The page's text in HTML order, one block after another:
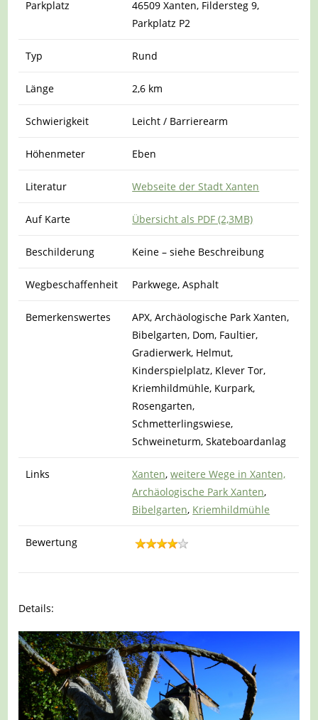
Parkplatz
46509 Xanten, Fildersteg 9,
Parkplatz P2
Typ Rund
Länge 2,6 km
Schwierigkeit Leicht / Barrierearm
Höhenmeter Eben
Literatur Webseite der Stadt Xanten
Auf Karte Übersicht als PDF (2,3MB)
Beschilderung Keine – siehe Beschreibung
Wegbeschaffenheit Parkwege, Asphalt
Bemerkenswertes
APX, Archäologische Park Xanten,
Bibelgarten, Dom, Faultier,
Gradierwerk, Helmut,
Kinderspielplatz, Klever Tor,
Kriemhildmühle, Kurpark,
Rosengarten,
Schmetterlingswiese,
Schweineturm, Skateboardanlag
Links Xanten,weitere Wege in Xanten,
Archäologische Park Xanten,
Bibelgarten, Kriemhildmühle
Bewertung
Details: